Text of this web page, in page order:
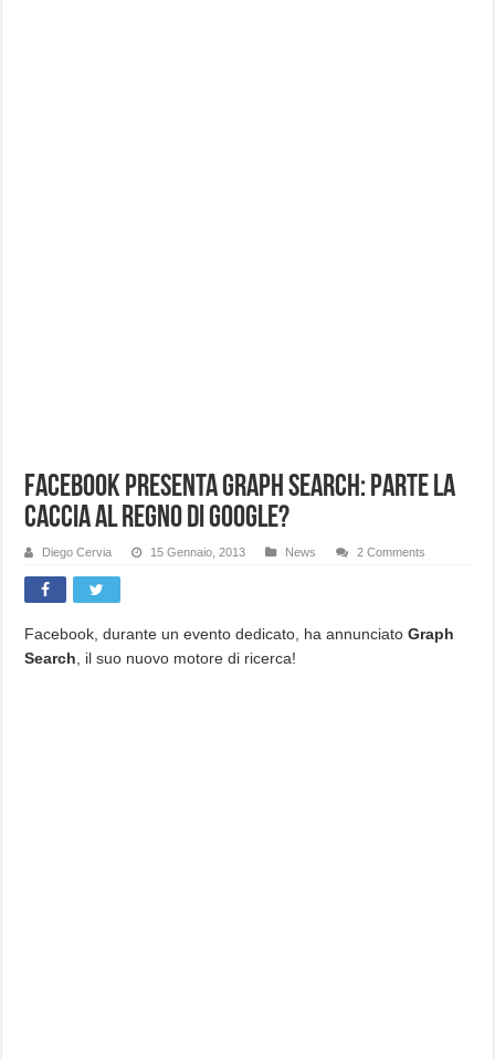
Facebook presenta Graph Search: Parte la
caccia al regno di Google?
Diego Cervia 15 Gennaio, 2013 News 2 Comments
Facebook, durante un evento dedicato, ha annunciatoGraph
Search , il suo nuovo motore di ricerca!